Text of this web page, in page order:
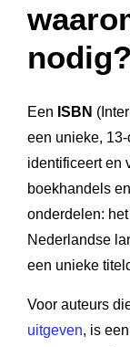
nodig?
Een ISBN
een unieke,
identificeert en
boekhandels
onderdelen:
Nederlandse
een unieke
Voor auteurs
uitgeven, is